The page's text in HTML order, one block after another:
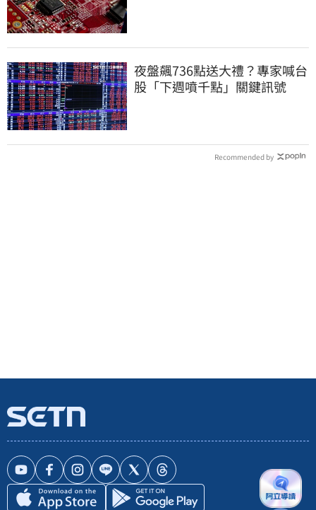
夜盤飆736點送大禮？專家喊台
股「下週噴千點」關鍵訊號
Recommended by